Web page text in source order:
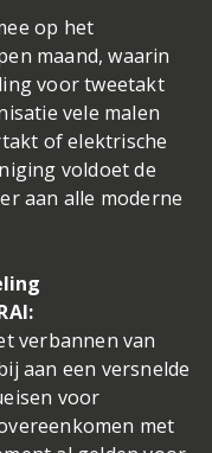
op het
maand, waarin
voor tweetakt
vele malen
of elektrische
voldoet de
aan alle moderne
verbannen van
aan een versnelde
voor
met